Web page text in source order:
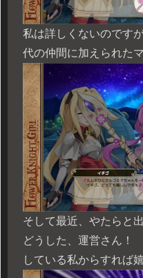
私は詳しくないのです
代の仲間に加えられた
そして最近、やたらと
どうした、運営さん！
している私からすれば